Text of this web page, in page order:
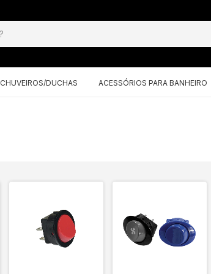
CHUVEIROS/DUCHAS ACESSÓRIOS PARA BANHEIRO